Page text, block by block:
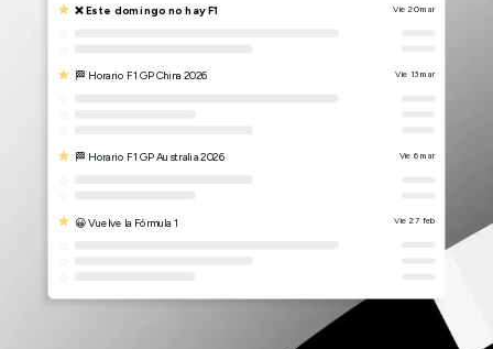
❌ Este domingo no hay F1 Vie 20 mar
🏁 Horario F1 GP China 2026 Vie 13 mar
🏁 Horario F1 GP Australia 2026 Vie 6 mar
😀 Vuelve la Fórmula 1 Vie 27 feb